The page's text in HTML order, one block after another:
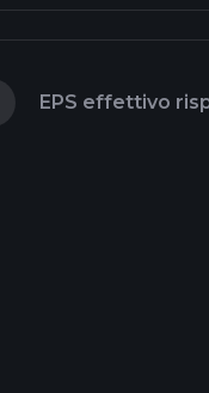
EPS effettivo